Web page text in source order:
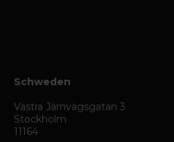
Schweden
Västra Järnvägsgatan 3
Stockholm
11164